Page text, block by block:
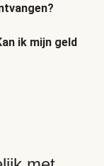
ik mijn geld